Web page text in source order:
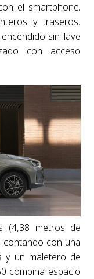
el smartphone.
y traseros,
sin llave
con acceso
(4,38 metros de
contando con una
y un maletero de
combina espacio